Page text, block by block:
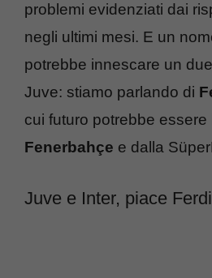
problemi evidenziati dai
negli ultimi mesi. E un
potrebbe innescare un
Juve: stiamo parlando di
cui futuro potrebbe essere
Fenerbahçe e dalla
Juve e Inter, piace